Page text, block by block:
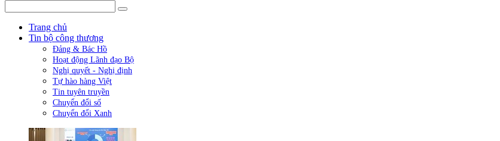
Trang chủ
Tin bộ công thương
Đảng & Bác Hồ
Hoạt động Lãnh đạo Bộ
Nghị quyết - Nghị định
Tự hào hàng Việt
Tin tuyên truyền
Chuyển đổi số
Chuyển đổi Xanh